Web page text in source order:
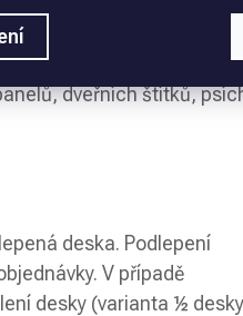
odolné vůči
dveřních štítků,
deska. Podlepení
V případě
desky (varianta ½